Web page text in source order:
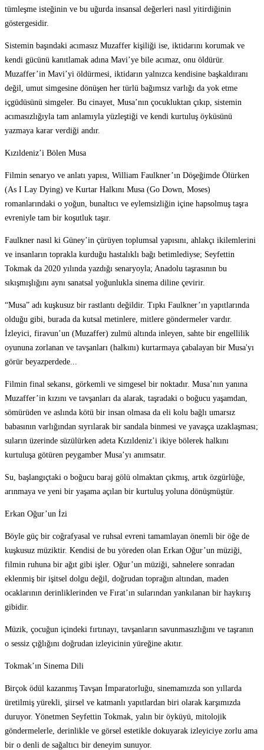
tümleşme isteğinin ve bu uğurda insansal değerleri nasıl yitirdiğinin
göstergesidir.
Sistemin başındaki acımasız Muzaffer kişiliği ise, iktidarını korumak ve
kendi gücünü kanıtlamak adına Mavi’ye bile acımaz, onu öldürür.
Muzaffer’in Mavi’yi öldürmesi, iktidarın yalnızca kendisine başkaldıranı
değil, umut simgesine dönüşen her türlü bağımsız varlığı da yok etme
içgüdüsünü simgeler. Bu cinayet, Musa’nın çocukluktan çıkıp, sistemin
acımasızlığıyla tam anlamıyla yüzleştiği ve kendi kurtuluş öyküsünü
yazmaya karar verdiği andır.
Kızıldeniz’i Bölen Musa
Filmin senaryo ve anlatı yapısı, William Faulkner’ın Döşeğimde Ölürken
(As I Lay Dying) ve Kurtar Halkını Musa (Go Down, Moses)
romanlarındaki o yoğun, bunaltıcı ve eylemsizliğin içine hapsolmuş taşra
evreniyle tam bir koşutluk taşır.
Faulkner nasıl ki Güney’in çürüyen toplumsal yapısını, ahlakçı ikilemlerini
ve insanların toprakla kurduğu hastalıklı bağı betimlediyse; Seyfettin
Tokmak da 2020 yılında yazdığı senaryoyla; Anadolu taşrasının bu
sıkışmışlığını aynı sanatsal yoğunlukla sinema diline çevirir.
“Musa” adı kuşkusuz bir rastlantı değildir. Tıpkı Faulkner’ın yapıtlarında
olduğu gibi, burada da kutsal metinlere, mitlere göndermeler vardır.
İzleyici, firavun’un (Muzaffer) zulmü altında inleyen, sahte bir engellilik
oyununa zorlanan ve tavşanları (halkını) kurtarmaya çabalayan bir Musa'yı
görür beyazperdede...
Filmin final sekansı, görkemli ve simgesel bir noktadır. Musa’nın yanına
Muzaffer’in kızını ve tavşanları da alarak, taşradaki o boğucu yaşamdan,
sömürüden ve aslında kötü bir insan olmasa da eli kolu bağlı umarsız
babasının varlığından sıyrılarak bir sandala binmesi ve yavaşça uzaklaşması;
suların üzerinde süzülürken adeta Kızıldeniz’i ikiye bölerek halkını
kurtuluşa götüren peygamber Musa’yı anımsatır.
Su, başlangıçtaki o boğucu baraj gölü olmaktan çıkmış, artık özgürlüğe,
arınmaya ve yeni bir yaşama açılan bir kurtuluş yoluna dönüşmüştür.
Erkan Oğur’un İzi
Böyle güç bir coğrafyasal ve ruhsal evreni tamamlayan önemli bir öğe de
kuşkusuz müziktir. Kendisi de bu yöreden olan Erkan Oğur’un müziği,
filmin ruhuna bir ağıt gibi işler. Oğur’un müziği, sahnelere sonradan
eklenmiş bir işitsel dolgu değil, doğrudan toprağın altından, maden
ocaklarının derinliklerinden ve Fırat’ın sularından yankılanan bir haykırış
gibidir.
Müzik, çocuğun içindeki fırtınayı, tavşanların savunmasızlığını ve taşranın
o sessiz çığlığını doğrudan izleyicinin yüreğine akıtır.
Tokmak’ın Sinema Dili
Birçok ödül kazanmış Tavşan İmparatorluğu, sinemamızda son yıllarda
üretilmiş yürekli, şiirsel ve katmanlı yapıtlardan biri olarak karşımızda
duruyor. Yönetmen Seyfettin Tokmak, yalın bir öyküyü, mitolojik
göndermelerle, derinlikle ve görsel estetikle dokuyarak izleyiciye zorlu ama
bir o denli de sağaltıcı bir deneyim sunuyor.